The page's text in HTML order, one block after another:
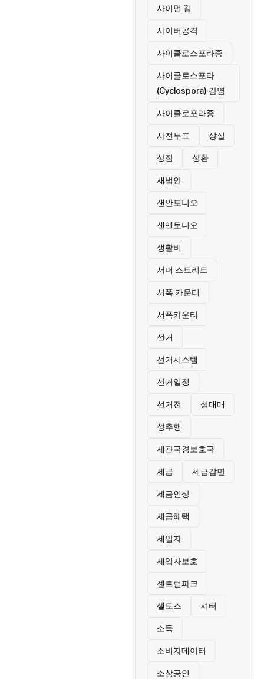
사이먼 김
사이버공격
사이클로스포라증
사이클로스포라
(Cyclospora) 감염
사이클로포라증
사전투표 상실
상점 상환
새법안
샌안토니오
샌앤토니오
생활비
서머 스트리트
서폭 카운티
서폭카운티
선거
선거시스템
선거일정
선거전 성매매
성추행
세관국경보호국
세금 세금감면
세금인상
세금혜택
세입자
세입자보호
센트럴파크
셀토스 셔터
소득
소비자데이터
소상공인